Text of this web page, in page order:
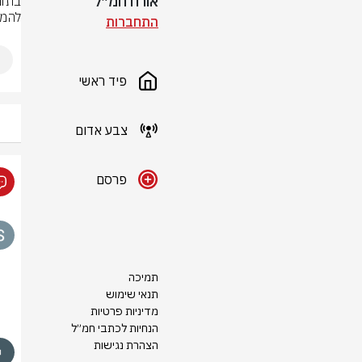
התחברות
פיד ראשי
צבע אדום
פרסם
תמיכה
תנאי שימוש
מדיניות פרטיות
הנחיות לכתבי חמ״ל
הצהרת נגישות